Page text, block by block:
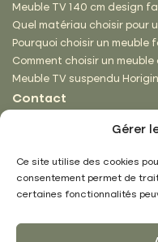
Gérer
Ce site utilise des cookies
consentement permet de
certaines fonctionnalités
Meuble TV 140 cm design
Quel matériau choisir pour
Pourquoi choisir un meuble
Comment choisir un
Meuble TV suspendu
Contact
88200 Saint-Nabord
03 29 62 18 39
contact@hecko.fr